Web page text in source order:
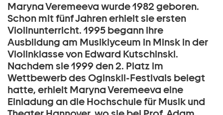
Maryna Veremeeva wurde 1982 geboren.
Schon mit fünf Jahren erhielt sie ersten
Violinunterricht. 1995 begann ihre
Ausbildung am Musiklyceum in Minsk in der
Violinklasse von Edward Kutschinski.
Nachdem sie 1999 den 2. Platz im
Wettbewerb des Oginskii-Festivals belegt
hatte, erhielt Maryna Veremeeva eine
Einladung an die Hochschule für Musik und